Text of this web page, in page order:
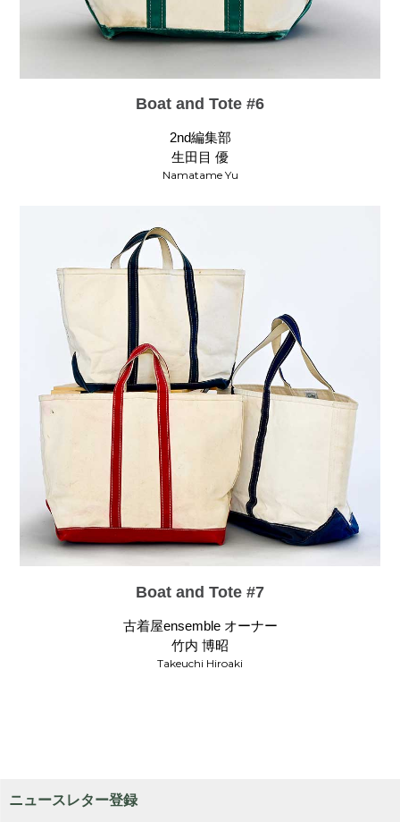
Boat and Tote #6
2nd編集部
生田目 優
Namatame Yu
Boat and Tote #7
古着屋ensemble オーナー
竹内 博昭
Takeuchi Hiroaki
ニュースレター登録